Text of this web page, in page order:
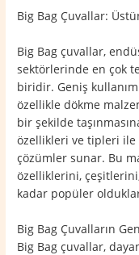
Big Bag Çuvallar:
Big Bag çuvallar,
sektörlerinde en çok
biridir. Geniş
özellikle dökme
bir şekilde
özellikleri ve tipleri ile
çözümler sunar. Bu
özelliklerini,
kadar popüler
Big Bag Çuvalların
Big Bag çuvallar,